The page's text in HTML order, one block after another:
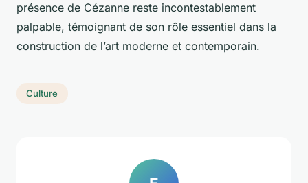
présence de Cézanne reste incontestablement
palpable, témoignant de son rôle essentiel dans la
construction de l’art moderne et contemporain.
Culture